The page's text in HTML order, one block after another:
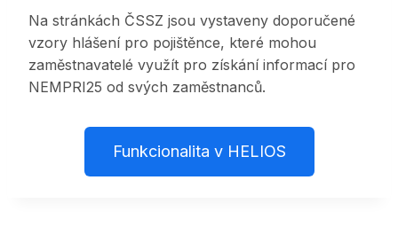
Na stránkách ČSSZ jsou vystaveny doporučené
vzory hlášení pro pojištěnce, které mohou
zaměstnavatelé využít pro získání informací pro
NEMPRI25 od svých zaměstnanců.
Funkcionalita v HELIOS